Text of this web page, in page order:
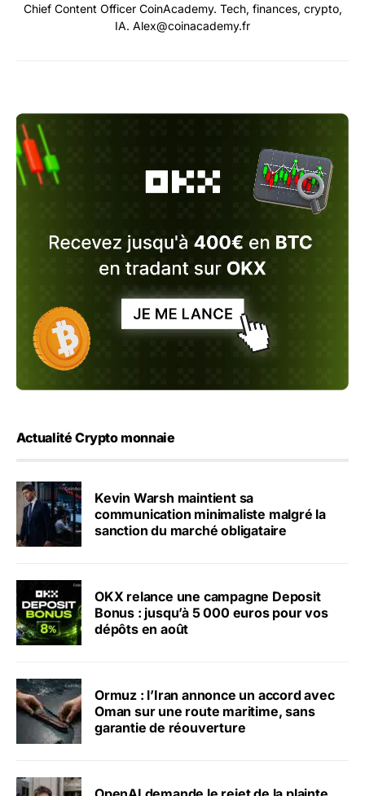
Chief Content Officer CoinAcademy. Tech, finances, crypto,
IA. Alex@coinacademy.fr
Actualité Crypto monnaie
Kevin Warsh maintient sa
communication minimaliste malgré la
sanction du marché obligataire
OKX relance une campagne Deposit
Bonus : jusqu’à 5 000 euros pour vos
dépôts en août
Ormuz : l’Iran annonce un accord avec
Oman sur une route maritime, sans
garantie de réouverture